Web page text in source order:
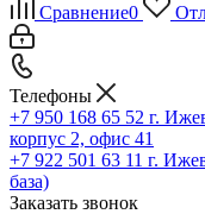
Сравнение0
Телефоны
+7 950 168 65 52 г.
корпус 2, офис 41
+7 922 501 63 11 г.
база)
Заказать звонок